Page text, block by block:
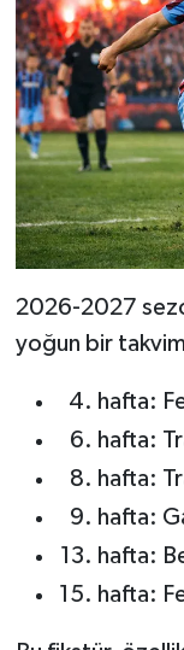
2026-2027
yoğun bir
hafta:
hafta:
hafta:
hafta:
hafta:
hafta: